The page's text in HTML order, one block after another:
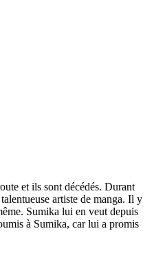
et ils sont décédés. Durant
artiste de manga. Il y
Sumika lui en veut depuis
à Sumika, car lui a promis